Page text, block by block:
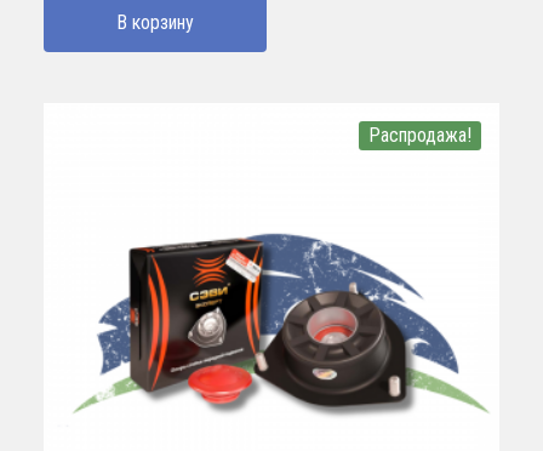
В корзину
Распродажа!